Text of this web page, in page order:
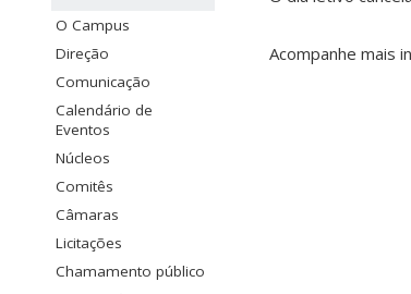
O Campus
Direção
Comunicação
Calendário de
Eventos
Núcleos
Comitês
Câmaras
Licitações
Chamamento público
Acompanhe mais